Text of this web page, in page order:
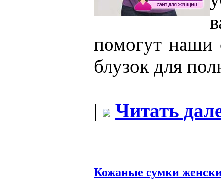
помогут наши
блузок для
| Читать
Кожаные сумки